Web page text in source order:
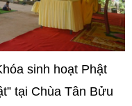
sinh hoạt Phật
tại Chùa Tân Bửu